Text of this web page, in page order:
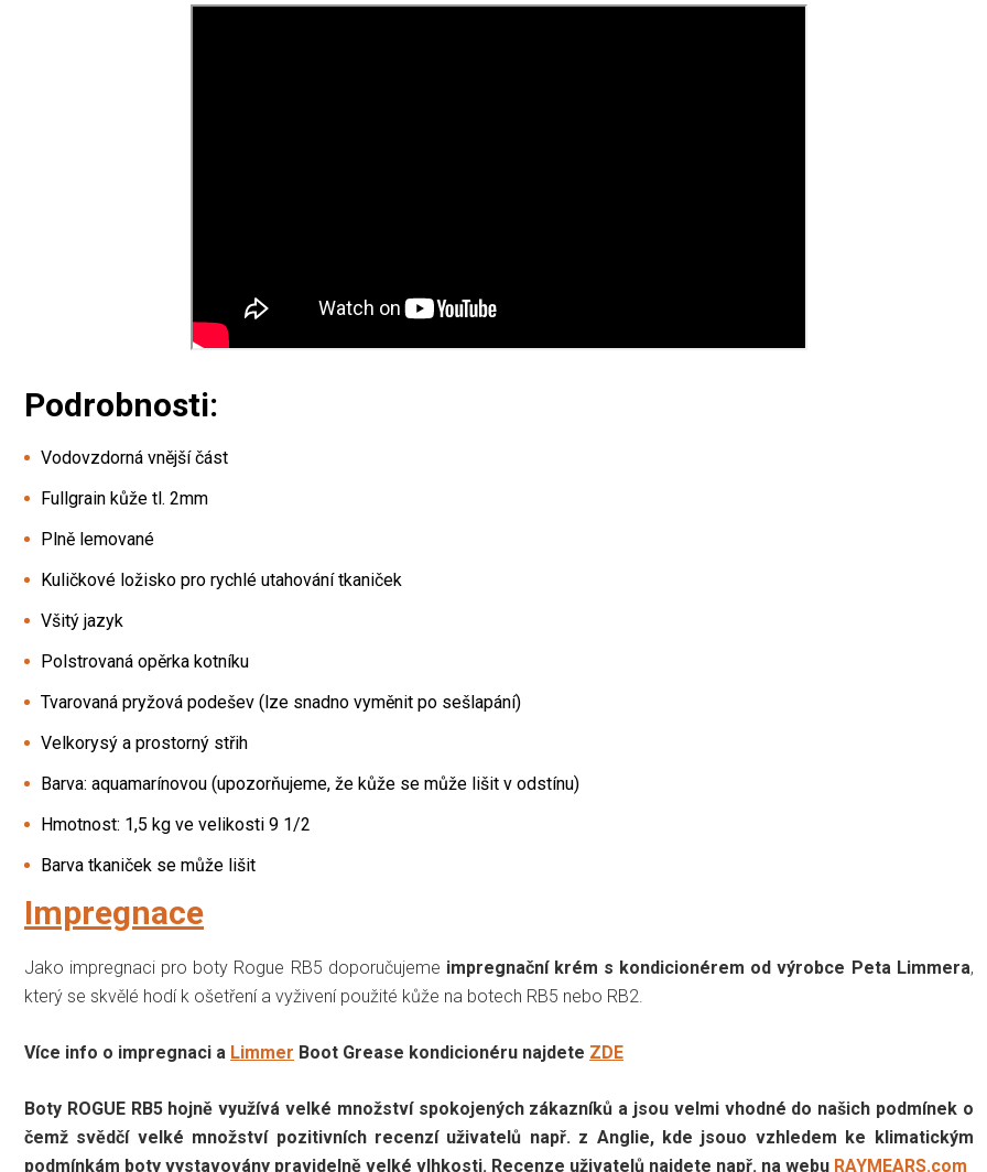
Podrobnosti:
Vodovzdorná vnější část
Fullgrain kůže tl. 2mm
Plně lemované
Kuličkové ložisko pro rychlé utahování tkaniček
Všitý jazyk
Polstrovaná opěrka kotníku
Tvarovaná pryžová podešev (lze snadno vyměnit po sešlapání)
Velkorysý a prostorný střih
Barva: aquamarínovou (upozorňujeme, že kůže se může lišit v odstínu)
Hmotnost: 1,5 kg ve velikosti 9 1/2
Barva tkaniček se může lišit
Impregnace
Jako impregnaci pro boty Rogue RB5 doporučujeme impregnační krém s kondicionérem od výrobce Peta Limmera,
který se skvělé hodí k ošetření a vyživení použité kůže na botech RB5 nebo RB2.
Více info o impregnaci a Limmer Boot Grease kondicionéru najdete ZDE
Boty ROGUE RB5 hojně využívá velké množství spokojených zákazníků a jsou velmi vhodné do našich podmínek o
čemž svědčí velké množství pozitivních recenzí uživatelů např. z Anglie, kde jsouo vzhledem ke klimatickým
podmínkám boty vystavovány pravidelně velké vlhkosti. Recenze uživatelů najdete např. na webu RAYMEARS.com